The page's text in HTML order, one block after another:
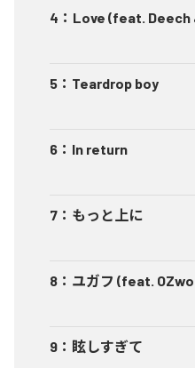
4 ： Love (feat. Deech
5 ： Teardrop boy
6 ： In return
7 ： もっと上に
8 ： ユガフ (feat.
9 ： 眩しすぎて